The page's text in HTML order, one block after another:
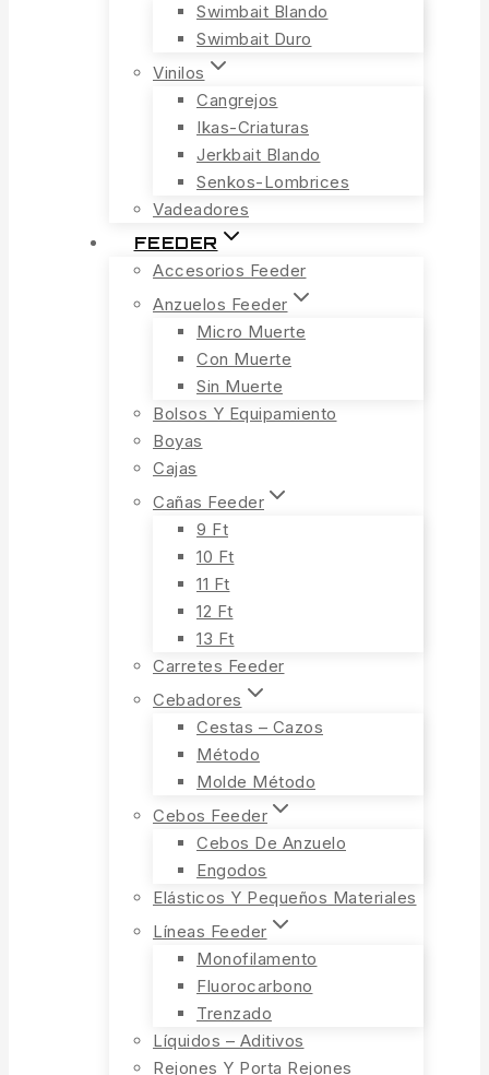
Swimbait Blando
Swimbait Duro
Vinilos
Cangrejos
Ikas-Criaturas
Jerkbait Blando
Senkos-Lombrices
Vadeadores
FEEDER
Accesorios Feeder
Anzuelos Feeder
Micro Muerte
Con Muerte
Sin Muerte
Bolsos Y Equipamiento
Boyas
Cajas
Cañas Feeder
9 Ft
10 Ft
11 Ft
12 Ft
13 Ft
Carretes Feeder
Cebadores
Cestas – Cazos
Método
Molde Método
Cebos Feeder
Cebos De Anzuelo
Engodos
Elásticos Y Pequeños Materiales
Líneas Feeder
Monofilamento
Fluorocarbono
Trenzado
Líquidos – Aditivos
Rejones Y Porta Rejones